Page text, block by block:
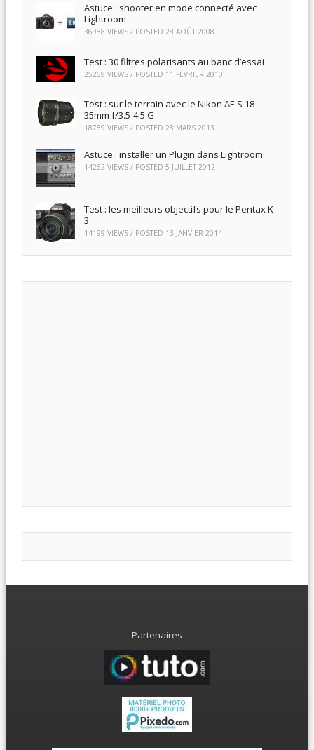
Astuce : shooter en mode connecté avec
Lightroom
36938 VIEWS / POSTED 28 AOÛT 2008
Test : 30 filtres polarisants au banc d’essai
25269 VIEWS / POSTED 11 FÉVRIER 2010
Test : sur le terrain avec le Nikon AF-S 18-
35mm f/3.5-4.5 G
18789 VIEWS / POSTED 28 MARS 2013
Astuce : installer un Plugin dans Lightroom
14262 VIEWS / POSTED 5 JUILLET 2012
Test : les meilleurs objectifs pour le Pentax K-
3
14199 VIEWS / POSTED 13 JANVIER 2014
Partenaires